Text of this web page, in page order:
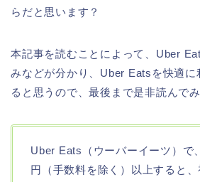
らだと思います？
本記事を読むことによって、Uber
みなどが分かり、Uber Eatsを快適に
ると思うので、最後まで是非読んでみ
Uber Eats（ウーバーイーツ）で
円（手数料を除く）以上すると